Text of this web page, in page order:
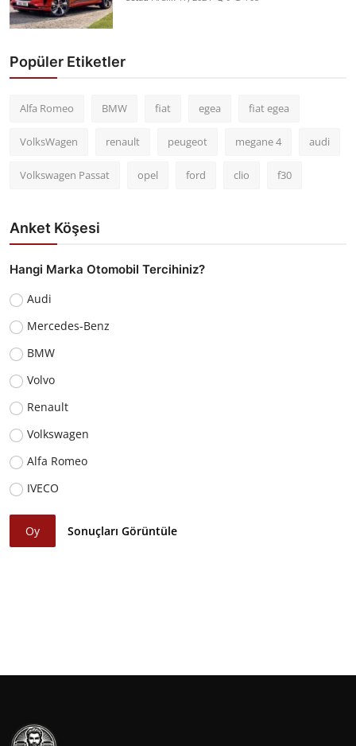
Popüler Etiketler
Alfa Romeo BMW fiat egea fiat egea
VolksWagen renault peugeot megane 4 audi
Volkswagen Passat opel ford clio f30
Anket Köşesi
Hangi Marka Otomobil Tercihiniz?
Audi
Mercedes-Benz
BMW
Volvo
Renault
Volkswagen
Alfa Romeo
IVECO
Oy Sonuçları Görüntüle